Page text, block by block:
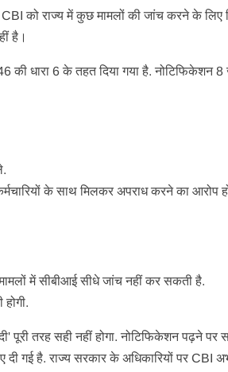
को राज्य में कुछ मामलों की जांच करने के लिए
है।
की धारा 6 के तहत दिया गया है. नोटिफिकेशन
के साथ मिलकर अपराध करने का आरोप
में सीबीआई सीधे जांच नहीं कर सकती है.
पूरी तरह सही नहीं होगा. नोटिफिकेशन पढ़ने
गई है. राज्य सरकार के अधिकारियों पर CBI